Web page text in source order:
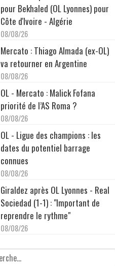
pour Bekhaled (OL Lyonnes) pour
Côte d'Ivoire - Algérie
08/08/26
Mercato : Thiago Almada (ex-OL)
va retourner en Argentine
08/08/26
OL - Mercato : Malick Fofana
priorité de l’AS Roma ?
08/08/26
OL - Ligue des champions : les
dates du potentiel barrage
connues
08/08/26
Giraldez après OL Lyonnes - Real
Sociedad (1-1) : "Important de
reprendre le rythme"
08/08/26